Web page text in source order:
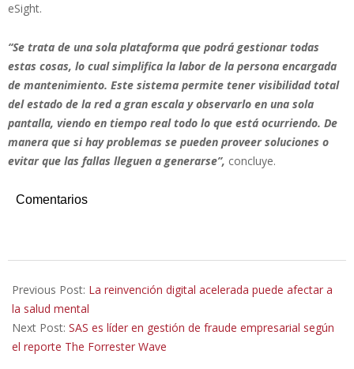
eSight.
“Se trata de una sola plataforma que podrá gestionar todas
estas cosas, lo cual simplifica la labor de la persona encargada
de mantenimiento. Este sistema permite tener visibilidad total
del estado de la red a gran escala y observarlo en una sola
pantalla, viendo en tiempo real todo lo que está ocurriendo. De
manera que si hay problemas se pueden proveer soluciones o
evitar que las fallas lleguen a generarse”, concluye.
Comentarios
09-
01
Previous Post: La reinvención digital acelerada puede afectar a
la salud mental
Next Post: SAS es líder en gestión de fraude empresarial según
el reporte The Forrester Wave